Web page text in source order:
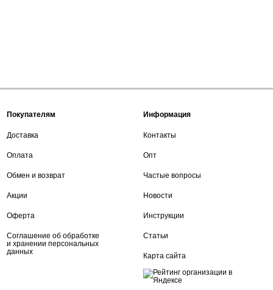
Покупателям
Доставка
Оплата
Обмен и возврат
Акции
Оферта
Соглашение об обработке
и хранении персональных
данных
Информация
Контакты
Опт
Частые вопросы
Новости
Инструкции
Статьи
Карта сайта